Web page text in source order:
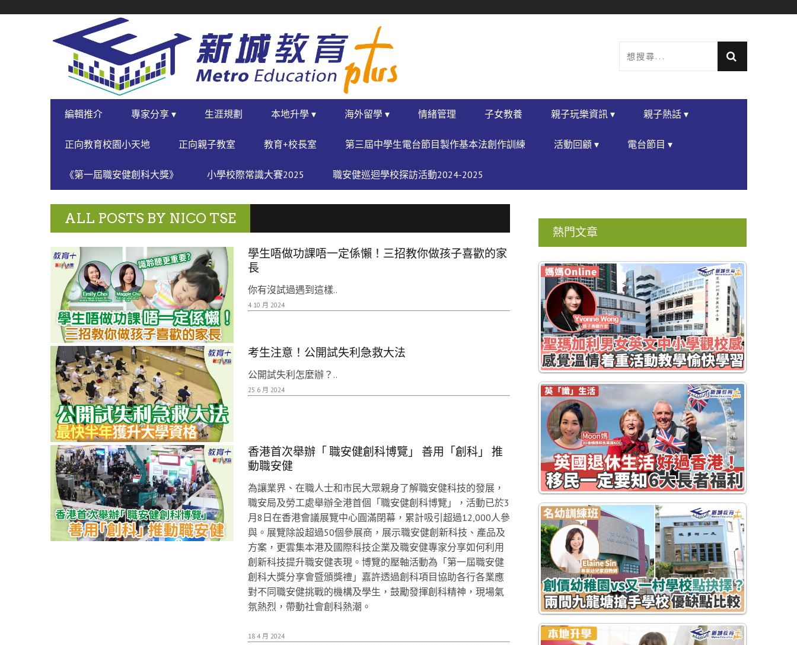
NAVIGATION
PRIMARY
NAVIGATION
編輯推介 專家分享 ▾ 生涯規劃 本地升學 ▾ 海外留學 ▾ 情緒管理 子女教養 親子玩樂資訊 ▾ 親子熱話 ▾
正向教育校園小天地 正向親子教室 教育+校長室 第三屆中學生電台節目製作基本法創作訓練 活動回顧 ▾ 電台節目 ▾
《第一屆職安健創科大獎》 小學校際常識大賽2025 職安健巡迴學校探訪活動2024-2025
ALL POSTS BY NICO TSE
學生唔做功課唔一定係懶！三招教你做孩子喜歡的家
長
你有沒試過遇到這樣..
4 10 月 2024
考生注意！公開試失利急救大法
公開試失利怎麼辦？..
25 6 月 2024
香港首次舉辦「 職安健創科博覽」 善用「創科」 推
動職安健
為讓業界、在職人士和市民大眾親身了解職安健科技的發展，
職安局及勞工處舉辦全港首個「職安健創科博覽」，活動已於3
月8日在香港會議展覽中心圓滿閉幕，累計吸引超過12,000人參
與。展覽除設超過50個參展商，展示職安健創新科技、產品及
方案，更雲集本港及國際科技企業及職安健專家分享如何利用
創新科技提升職安健表現。博覽的壓軸活動為「第一屆職安健
創科大獎分享會暨頒獎禮」嘉許透過創科項目協助各行各業應
對不同職安健挑戰的機構及學生，鼓勵發揮創科精神，現場氣
氛熱烈，帶動社會創科熱潮。
18 4 月 2024
熱門文章